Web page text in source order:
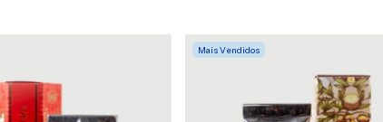
Mais Vendidos